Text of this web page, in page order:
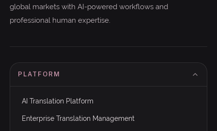
global markets with AI-powered workflows and
professional human expertise.
PLATFORM
AI Translation Platform
Enterprise Translation Management